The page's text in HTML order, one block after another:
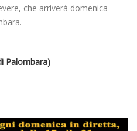
che arriverà domenica
Palombara)